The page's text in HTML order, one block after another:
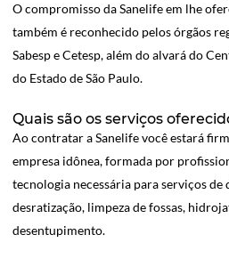
O compromisso da Sanelife em lhe
também é reconhecido pelos órgãos
Sabesp e Cetesp, além do alvará do
do Estado de São Paulo.
Quais são os serviços
Ao contratar a Sanelife você estará
empresa idônea, formada por
tecnologia necessária para serviços de
desratização, limpeza de fossas,
desentupimento.